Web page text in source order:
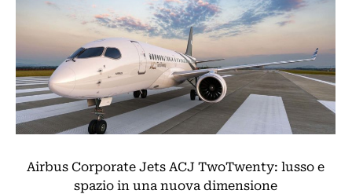
Airbus Corporate Jets ACJ TwoTwenty: lusso e
spazio in una nuova dimensione